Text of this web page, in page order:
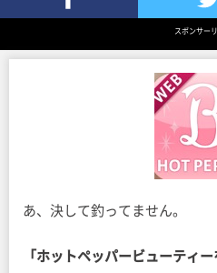
Twitterでツイ
スポンサー
あ、決して釣ってません。
「ホットペッパービューティ